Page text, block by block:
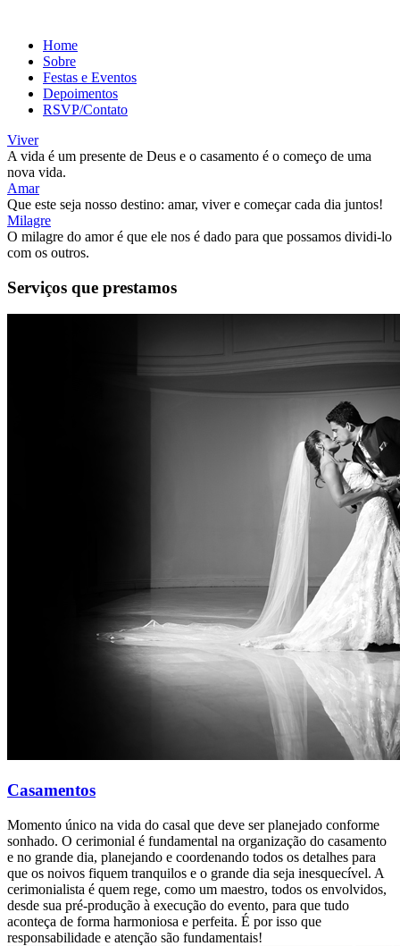
Home
Sobre
Festas e Eventos
Depoimentos
RSVP/Contato
Viver
A vida é um presente de Deus e o casamento é o começo de uma
nova vida.
Amar
Que este seja nosso destino: amar, viver e começar cada dia juntos!
Milagre
O milagre do amor é que ele nos é dado para que possamos dividi-lo
com os outros.
Serviços que prestamos
Casamentos
Momento único na vida do casal que deve ser planejado conforme
sonhado. O cerimonial é fundamental na organização do casamento
e no grande dia, planejando e coordenando todos os detalhes para
que os noivos fiquem tranquilos e o grande dia seja inesquecível. A
cerimonialista é quem rege, como um maestro, todos os envolvidos,
desde sua pré-produção à execução do evento, para que tudo
aconteça de forma harmoniosa e perfeita. É por isso que
responsabilidade e atenção são fundamentais!